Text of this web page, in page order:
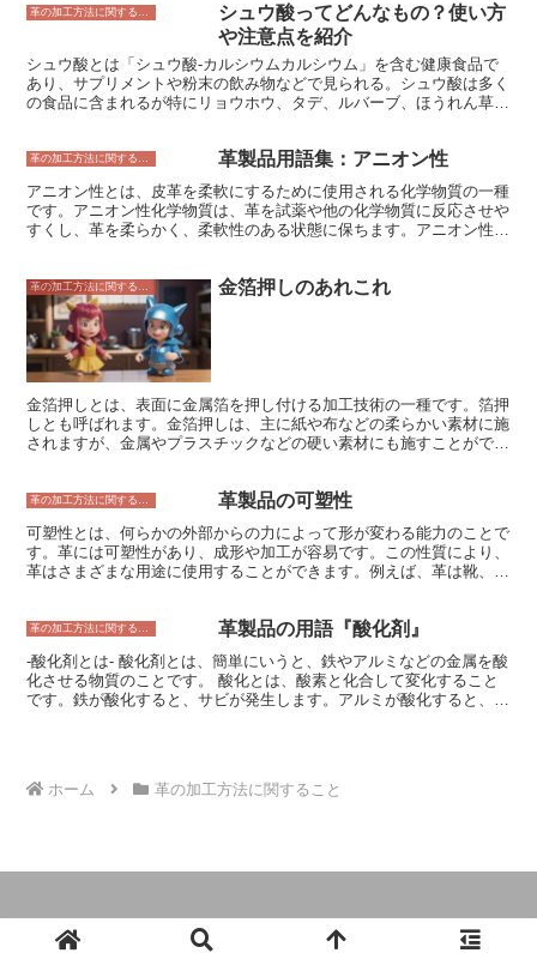
素早く縫うことができます。 また、ステッチグルーバーは、布の端
を処理するのに便利です。布の端をジグザグに切ったり、三つ折りに
して縫い合わせたりすることができます。 ステッチグルーバーは、
様々なメーカーから販売されています。各メーカーによって、フック
の形状や機能が異なります。自分の用途に合ったステッチグルーバー
を選ぶようにしましょう。
シュウ酸ってどんなもの？使い方
や注意点を紹介
シュウ酸とは「シュウ酸-カルシウムカルシウム」を含む健康食品で
あり、サプリメントや粉末の飲み物などで見られる。シュウ酸は多く
の食品に含まれるが特にリョウホウ、タデ、ルバーブ、ほうれん草、
る。シュウ酸は水溶性であり、調理によって減少しないため、シュウ
たり、茹でこぼしたりする必要がある。
革の加工方法に関すること 革製品用語集：アニオン性
アニオン性とは、皮革を柔軟にするために使用される化学物質の一種
です。アニオン性化学物質は、革を試薬や他の化学物質に反応させや
すくし、革を柔らかく、柔軟性のある状態に保ちます。アニオン性化
ン性化学物質です。脂肪酸は、動物性脂肪や植物性油から得られ、皮
革に浸透して革を柔らかくします。タンニンは、植物の樹皮や葉から
得られる天然のポリフェノールです。タンニンは、革の柔軟性を高め
るだけでなく、革を硬化させて耐久性を高める効果もあります。スル
ホン化油は、鉱物油を硫酸で処理して作られる化学物質です。スルホ
ン化油は、革の柔軟性を高めるだけでなく、革を防水にする効果もあ
ります。
革の加工方法に関すること 金箔押しのあれこれ
金箔押しとは、表面に金属箔を押し付ける加工技術の一種です。箔押
しとも呼ばれます。金箔押しは、主に紙や布などの柔らかい素材に施
されますが、金属やプラスチックなどの硬い素材にも施すことができ
箔を素材に押し付けることで加工を施します。金箔は、金や銀、銅な
も破れません。金箔押しは、専用の機械を使用して行われます。機械
は、金箔を素材に押し付けるための金型と、金箔を素材に押し付ける
ためのローラーを備えています。金型は、加工する素材の形に合わせ
効果があります。そのため、金箔押しは、名刺や招待状、賞状などの
印刷物によく使用されています。また、金箔押しは、陶器や漆器など
の工芸品にもよく使用されています。金箔押しは、素材の美しさを引
き立てることができる加工技術であり、古くから親しまれている技法
です。
革の加工方法に関すること 革製品の可塑性
可塑性とは、何らかの外部からの力によって形が変わる能力のことで
す。革には可塑性があり、成形や加工が容易です。この性質により、
革はさまざまな用途に使用することができます。例えば、革は靴、バ
軟性のあるタンパク質で、革に強度と弾力性を与えています。コラー
できます。この性質により、革は成形や加工が容易です。 革の可塑
性は、いくつかの要因によって異なります。その要因には、革の種
類、なめし方法、仕上げ方法などが含まれます。革の種類によって、
法によって、革の可塑性は変化します。例えば、ワックス仕上げの革
は、オイル仕上げの革よりも可塑性があります。
革製品の用語『酸化剤』
-酸化剤とは- 酸化剤とは、簡単にいうと、鉄やアルミなどの金属を酸
化させる物質のことです。 酸化とは、酸素と化合して変化すること
です。鉄が酸化すると、サビが発生します。アルミが酸化すると、表
腐敗を防いだりしています。 酸化剤は、金属を腐食させるだけでな
することがあります。 酸化剤は、取り扱いには注意が必要です。酸
たり、肺がんのリスクを高めたりすることがあります。 酸化剤を使
用する際には、必ず手袋やマスクを着用して、換気を十分に行う必要
ホーム 革の加工方法に関すること
© 2024 革製品とオーダーのガイドブック.